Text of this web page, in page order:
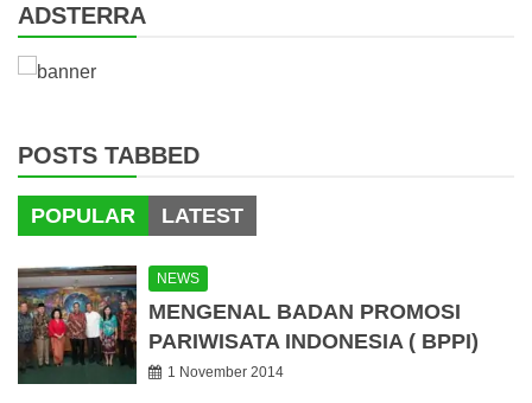
ADSTERRA
POSTS TABBED
POPULAR LATEST
NEWS
MENGENAL BADAN PROMOSI
PARIWISATA INDONESIA ( BPPI)
1 November 2014